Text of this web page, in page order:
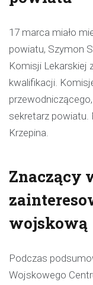
17 marca miało
powiatu, Szymon
Komisji Lekarskiej
kwalifikacji.
sekretarz powiatu.
Krzepina.
Znaczący
wojskową
Podczas
Wojskowego